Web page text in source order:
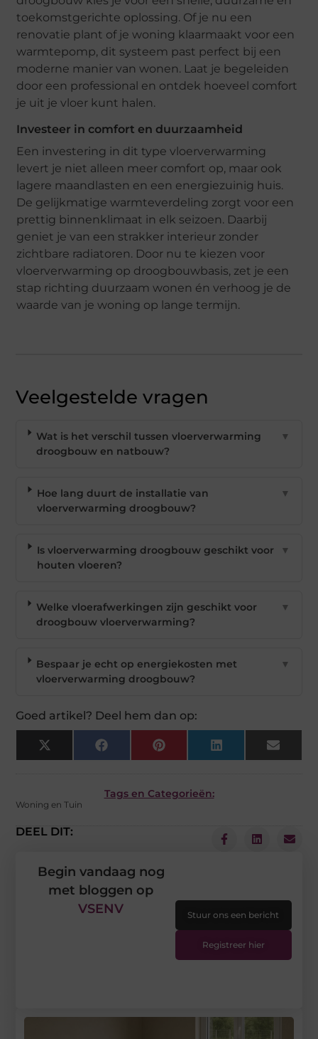
toekomstgerichte oplossing. Of je nu een
renovatie plant of je woning klaarmaakt voor een
warmtepomp, dit systeem past perfect bij een
moderne manier van wonen. Laat je begeleiden
door een professional en ontdek hoeveel comfort
je uit je vloer kunt halen.
Investeer in comfort en duurzaamheid
Een investering in dit type vloerverwarming
levert je niet alleen meer comfort op, maar ook
lagere maandlasten en een energiezuinig huis.
De gelijkmatige warmteverdeling zorgt voor een
prettig binnenklimaat in elk seizoen. Daarbij
geniet je van een strakker interieur zonder
zichtbare radiatoren. Door nu te kiezen voor
vloerverwarming op droogbouwbasis, zet je een
stap richting duurzaam wonen én verhoog je de
waarde van je woning op lange termijn.
Veelgestelde vragen
Wat is het verschil tussen vloerverwarming
droogbouw en natbouw?
▼
Hoe lang duurt de installatie van
vloerverwarming droogbouw?
▼
Is vloerverwarming droogbouw geschikt voor
houten vloeren?
▼
Welke vloerafwerkingen zijn geschikt voor
droogbouw vloerverwarming?
▼
Bespaar je echt op energiekosten met
vloerverwarming droogbouw?
▼
Goed artikel? Deel hem dan op:
X
(Twitter)
Facebook Pinterest LinkedIn Email
Tags en Categorieën:
Woning en Tuin
DEEL DIT:
Begin vandaag nog
met bloggen op
VSENV
Stuur ons een bericht
Registreer hier